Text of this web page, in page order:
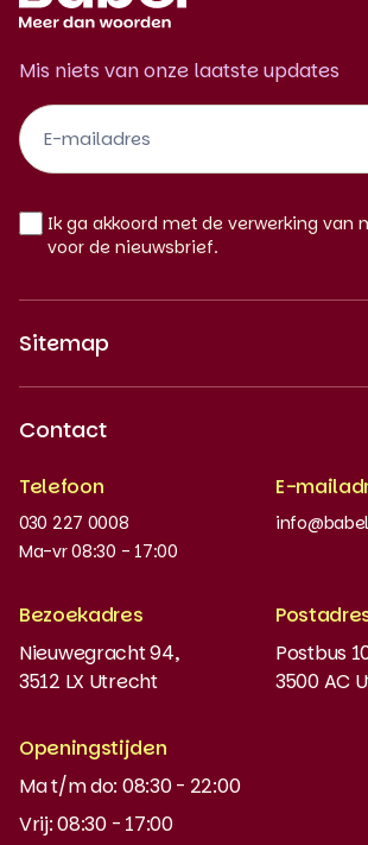
Mis niets van onze laatste updates
Footer
Newsletter
NL
Ik ga akkoord met de verwerking van
voor de nieuwsbrief.
Sitemap
Nieuws en updates
Instaptoets
MyBabel
NT2
DUO-lening
Contact
Telefoon
030 227 0008
Ma-vr 08:30 - 17:00
E-
Bezoekadres
Nieuwegracht 94,
3512 LX Utrecht
Postbus
3500 AC
Openingstijden
Ma t/m do: 08:30 - 22:00
Vrij: 08:30 - 17:00